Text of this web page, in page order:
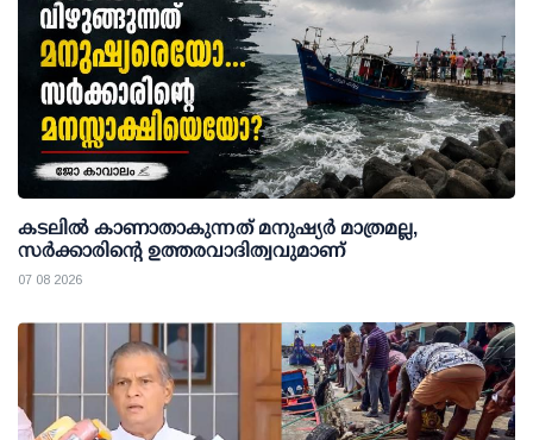
കടലിൽ കാണാതാകുന്നത് മനുഷ്യർ മാത്രമല്ല,
സർക്കാരിന്റെ ഉത്തരവാദിത്വവുമാണ്
07 08 2026